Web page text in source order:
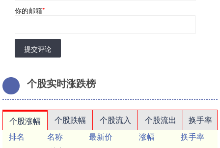
你的邮箱*
提交评论
个股实时涨跌榜
个股涨幅 个股跌幅 个股流入 个股流出
换手率
排名
名称 最新价 涨幅
换手率